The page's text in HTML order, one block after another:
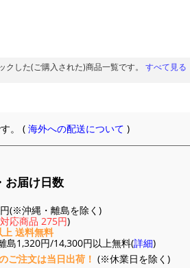
クした(ご購入された)商品一覧です。 すべて見る
。 (海外への配送について )
お届け日数
(※沖縄・離島を除く)
応商品 275円)
送料無料
島1,320円/14,300円以上無料(詳細)
ご注文は当日出荷！ (※休業日を除く)